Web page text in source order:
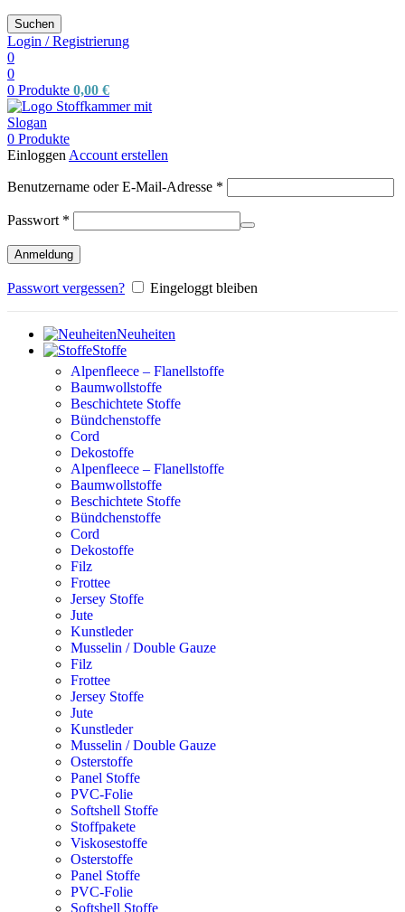
Suchen
Login / Registrierung
0
0
0 Produkte 0,00 €
0 Produkte
Einloggen Account erstellen
Benutzername oder E-Mail-Adresse *
Passwort *
Anmeldung
Passwort vergessen? Eingeloggt bleiben
Neuheiten
Stoffe
Alpenfleece – Flanellstoffe
Baumwollstoffe
Beschichtete Stoffe
Bündchenstoffe
Cord
Dekostoffe
Alpenfleece – Flanellstoffe
Baumwollstoffe
Beschichtete Stoffe
Bündchenstoffe
Cord
Dekostoffe
Filz
Frottee
Jersey Stoffe
Jute
Kunstleder
Musselin / Double Gauze
Filz
Frottee
Jersey Stoffe
Jute
Kunstleder
Musselin / Double Gauze
Osterstoffe
Panel Stoffe
PVC-Folie
Softshell Stoffe
Stoffpakete
Viskosestoffe
Osterstoffe
Panel Stoffe
PVC-Folie
Softshell Stoffe